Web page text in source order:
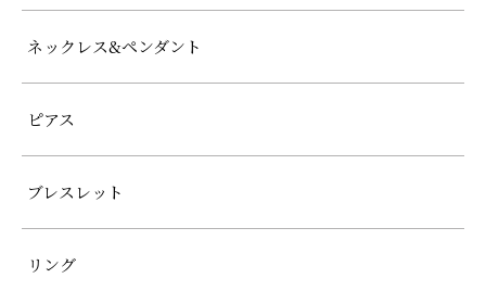
ネックレス&ペンダント
ピアス
ブレスレット
リング